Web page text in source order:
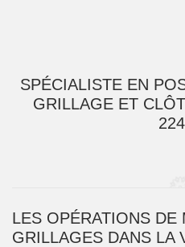
SPÉCIALISTE EN
GRILLAGE ET
LES OPÉRATIONS DE
GRILLAGES DANS LA